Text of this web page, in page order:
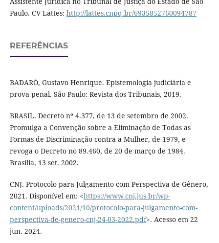
Paulo. CV Lattes: http://lattes.cnpq.br/6935852760094787
REFERÊNCIAS
BADARÓ, Gustavo Henrique. Epistemologia judiciária e
prova penal. São Paulo: Revista dos Tribunais, 2019.
BRASIL. Decreto nº 4.377, de 13 de setembro de 2002.
Promulga a Convenção sobre a Eliminação de Todas as
Formas de Discriminação contra a Mulher, de 1979, e
revoga o Decreto no 89.460, de 20 de março de 1984.
Brasília, 13 set. 2002.
CNJ. Protocolo para Julgamento com Perspectiva de Gênero,
2021. Disponível em: <https://www.cnj.jus.br/wp-
content/uploads/2021/10/protocolo-para-julgamento-com-
perspectiva-de-genero-cnj-24-03-2022.pdf>. Acesso em 22
jun. 2024.